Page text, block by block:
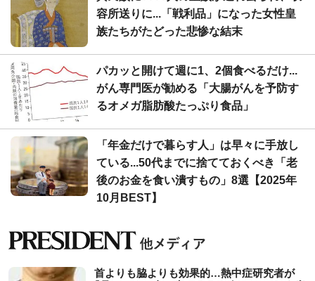
容所送りに...「戦利品」になった女性皇
族たちがたどった悲惨な結末
パカッと開けて週に1、2個食べるだけ...
がん専門医が勧める「大腸がんを予防す
るオメガ脂肪酸たっぷり食品」
「年金だけで暮らす人」は早々に手放し
ている...50代までに捨てておくべき「老
後のお金を食い潰すもの」8選【2025年
10月BEST】
首よりも脇よりも効果的…熱中症研究者が